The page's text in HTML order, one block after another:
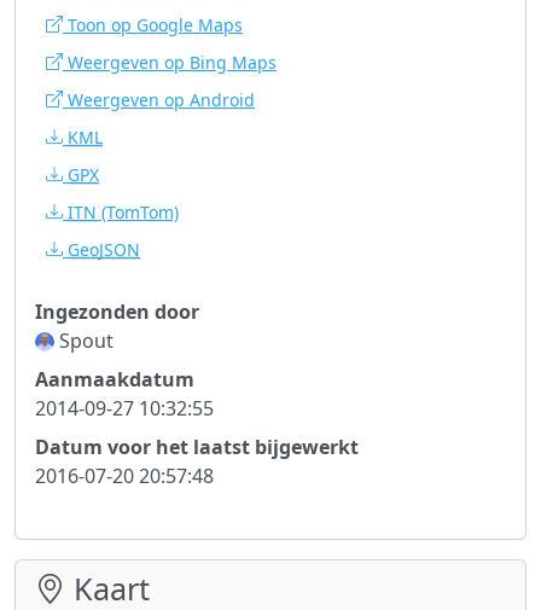
Toon op Google Maps
Weergeven op Bing Maps
Weergeven op Android
KML
GPX
ITN (TomTom)
GeoJSON
Ingezonden door
Spout
Aanmaakdatum
2014-09-27 10:32:55
Datum voor het laatst bijgewerkt
2016-07-20 20:57:48
Kaart